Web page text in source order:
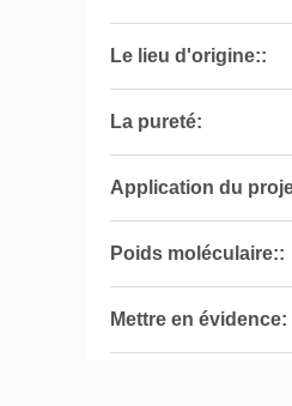
Le lieu d'origine::
La pureté:
Application du
Poids moléculaire::
Mettre en évidence: